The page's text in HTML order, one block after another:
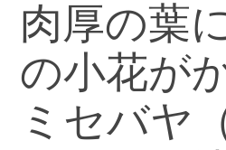
肉厚の葉
の小花が
ミセバヤ（